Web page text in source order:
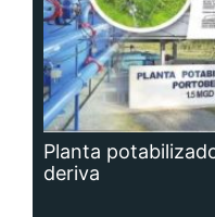
Planta
deriva